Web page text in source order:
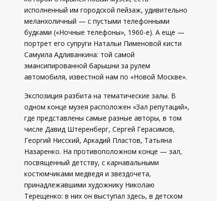
исполненный им городской пейзаж, удивительно
меланхоличный — с пустыми телефонными
будками («Ночные телефоны», 1960-е). А еще —
портрет его супруги Натальи Пименовой кисти
Самуила Адливанкина: той самой
эмансипированной барышни за рулем
автомобиля, известной нам по «Новой Москве».
Экспозиция разбита на тематические залы. В
одном конце музея расположен «Зал репутаций»,
где представлены самые разные авторы, в том
числе Давид Штеренберг, Сергей Герасимов,
Георгий Нисский, Аркадий Пластов, Татьяна
Назаренко. На противоположном конце — зал,
посвященный детству, с карнавальными
костюмчиками медведя и звездочета,
принадлежавшими художнику Николаю
Терещенко: в них он выступал здесь, в детском